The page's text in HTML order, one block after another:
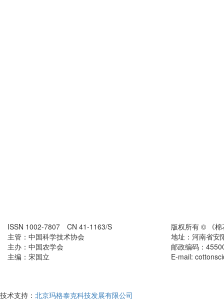
ISSN 1002-7807 CN 41-1163/S
主管：中国科学技术协会
主办：中国农学会
主编：宋国立
版权所有 © 《
地址：河南省安
邮政编码：
E-mail:
技术支持： 北京玛格泰克科技发展有限公司